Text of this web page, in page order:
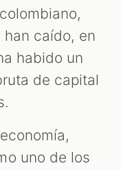
caído, en
habido un
de capital
uno de los